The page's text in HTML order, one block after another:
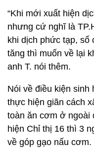
“Khi mới xuất hiện
nhưng cứ nghĩ là
khi dịch phức tạp, số
tăng thì muốn về lại
anh T. nói thêm.
Nói về điều kiện sinh
thực hiện giãn cách
toàn ăn cơm ở ngoài
hiện Chỉ thị 16 thì 3
về góp gạo nấu